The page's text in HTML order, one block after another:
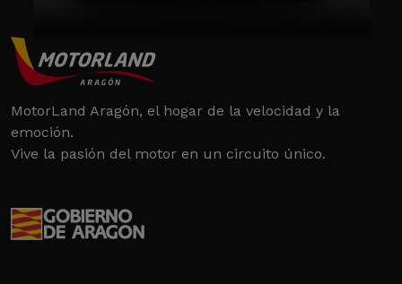
MotorLand Aragón, el hogar de la velocidad y la
emoción.
Vive la pasión del motor en un circuito único.